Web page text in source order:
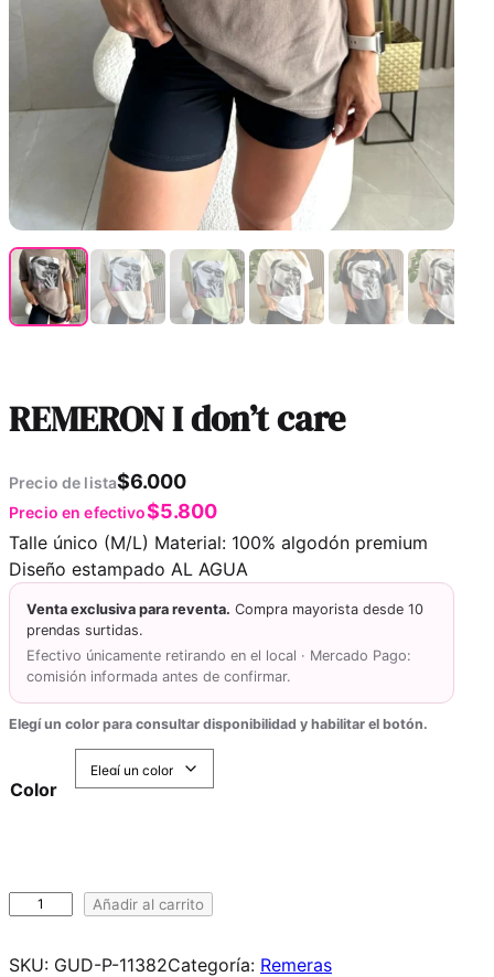
REMERON I don’t care
Precio de lista$6.000
Precio en efectivo$5.800
Talle único (M/L) Material: 100% algodón premium
Diseño estampado AL AGUA
Venta exclusiva para reventa. Compra mayorista desde 10
prendas surtidas.
Efectivo únicamente retirando en el local · Mercado Pago:
comisión informada antes de confirmar.
Elegí un color para consultar disponibilidad y habilitar el botón.
Color
M
Añadir al carrito
SKU: GUD-P-11382Categoría: Remeras